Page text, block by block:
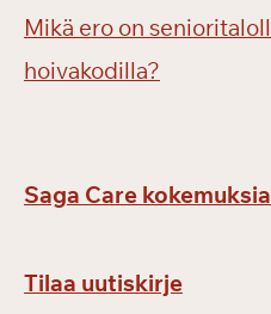
Mikä ero on
hoivakodilla?
Saga Care kokemuksia
Tilaa uutiskirje